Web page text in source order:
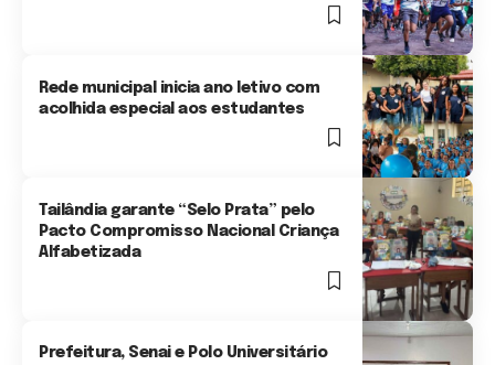
Rede municipal inicia ano letivo com
acolhida especial aos estudantes
Tailândia garante “Selo Prata” pelo
Pacto Compromisso Nacional Criança
Alfabetizada
Prefeitura, Senai e Polo Universitário